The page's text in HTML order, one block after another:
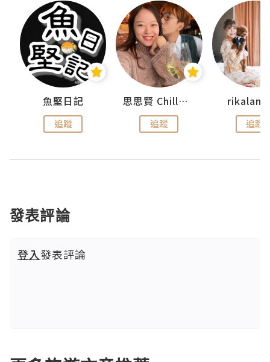
魚堅日記
追蹤
思思賢 ChillMyBabe
追蹤 追蹤
發表評論
登入發表評論